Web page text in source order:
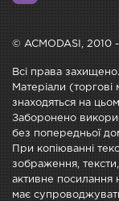
© ACMODASI, 2010
Всі права захищено.
Матеріали
знаходяться на
Заборонено
без попередньої
При копіюванні
зображення,
активне посилання
має